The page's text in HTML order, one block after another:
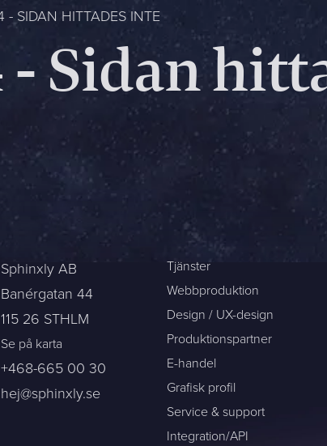
ert nuläge. Vi återkommer oftast redan samma dag
Mitt största
Företag *
Telefon *
mina uppgifter för att kontakta mig. (integritetspolicy
- SIDAN HITTADES INTE
- Sidan
Sphinxly AB
Banérgatan 44
115 26 STHLM
Se på karta
+468-665 00 30
hej@sphinxly.se
Tjänster
Webbproduktion
Design / UX-design
Produktionspartner
E-handel
Grafisk profil
Service & support
Integration/API